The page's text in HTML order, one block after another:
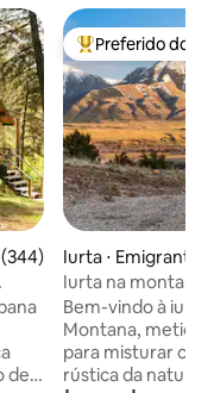
uma avaliação média de
de
Entre os
Preferido dos
Iurta ⋅ Emigrant
Iurta na
Yellowstone da
Bem-vindo à
Montana,
para misturar
rústica da